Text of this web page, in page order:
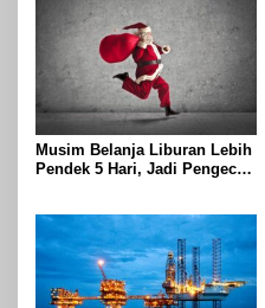
Musim Belanja Liburan Lebih
Pendek 5 Hari, Jadi Pengecer